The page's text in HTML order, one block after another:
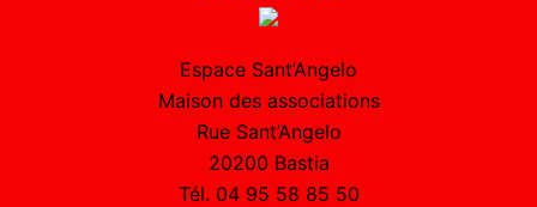
Espace Sant’Angelo
Maison des associations
Rue Sant’Angelo
20200 Bastia
Tél. 04 95 58 85 50